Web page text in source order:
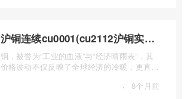
沪铜连续cu0001(cu2112沪铜实时行情)
铜，被誉为“工业的血液”与“经济晴雨表”，其
价格波动不仅反映了全球经济的冷暖，更直接
· 8个月前